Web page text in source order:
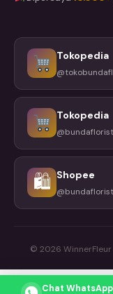
Tokopedia
Tokopedia
🛍 Shopee
© 2026 WinnerFleur
Chat WhatsApp